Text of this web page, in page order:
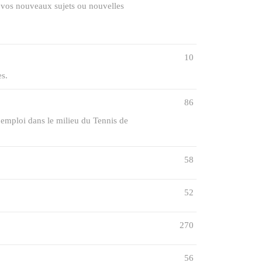
nouveaux sujets ou nouvelles
10
dans le milieu du Tennis de
86
58
52
270
56